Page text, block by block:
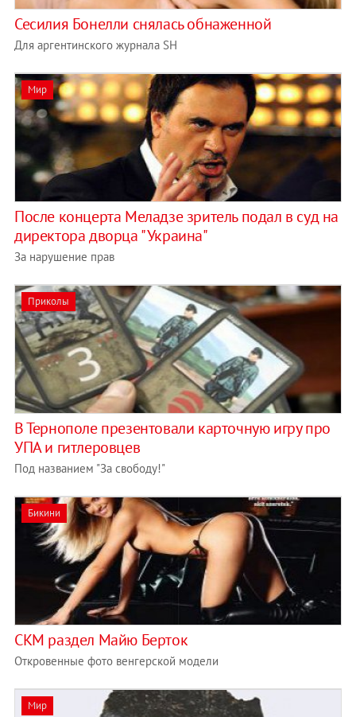
Сесилия Бонелли снялась обнаженной
Для аргентинского журнала SH
Мир
После концерта Меладзе зритель подал в суд на
директора дворца "Украина"
За нарушение прав
Приколы
В Тернополе презентовали карточную игру про
УПА и гитлеровцев
Под названием "За свободу!"
Бикини
CKM раздел Майю Берток
Откровенные фото венгерской модели
Мир